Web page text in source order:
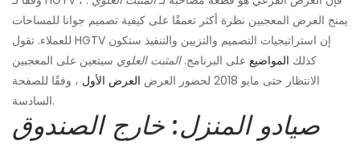
يمنح العرض المعجبين نظرة أكثر تعمقًا على كيفية تصميم جوانا للمساحات
للعملاء. تقول HGTV إن استراتيجيات التصميم والتزيين والتنفيذ ستكون
كذلك المواضيع على البرنامج.المثبت العلوي سيتعين على المعجبين
الانتظار حتى مايو 2018 لحضور العرض
العرض الأول ، وفقًا للصفحة
السادسة.
صيادو المنزل: خارج الصندوق